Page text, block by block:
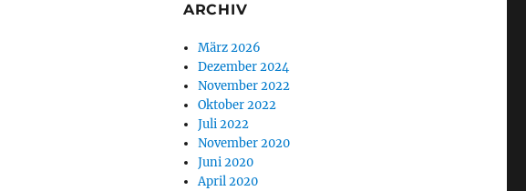
ARCHIV
März 2026
Dezember 2024
November 2022
Oktober 2022
Juli 2022
November 2020
Juni 2020
April 2020